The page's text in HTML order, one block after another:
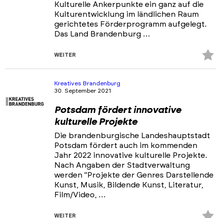
Kulturelle Ankerpunkte ein ganz auf die
Kulturentwicklung im ländlichen Raum
gerichtetes Förderprogramm aufgelegt.
Das Land Brandenburg …
WEITER
Kreatives Brandenburg
30. September 2021
Potsdam fördert innovative
kulturelle Projekte
Die brandenburgische Landeshauptstadt
Potsdam fördert auch im kommenden
Jahr 2022 innovative kulturelle Projekte.
Nach Angaben der Stadtverwaltung
werden "Projekte der Genres Darstellende
Kunst, Musik, Bildende Kunst, Literatur,
Film/Video, …
WEITER